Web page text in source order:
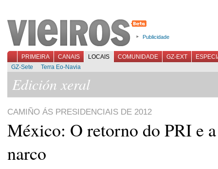
Publicidade
PRIMEIRA CANAIS LOCAIS COMUNIDADE GZ-EXT
GZ-Sete
Terra Eo-Navia
Edición xeral
CAMIÑO ÁS PRESIDENCIAIS DE 2012
México: O retorno do PRI e
narco